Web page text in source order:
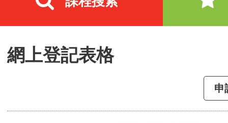
網上登記表格
申